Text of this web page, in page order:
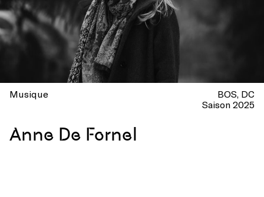
Musique BOS DC
Saison 2025
Anne De Fornel